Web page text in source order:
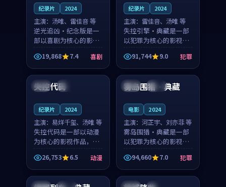
纪录片 2024
主演： 汤唯、雷佳音 等
逆光追凶·纪念版是一
部以喜剧为核心的影视
作品，围绕危机、反转
与人物成长展开，整体
节奏紧凑，值得推荐观
看。
19,868 7.4 喜剧
纪录片 2024
主演： 雷佳音、汤唯 等
失控引擎·典藏是一部
以犯罪为核心的影视作
品，围绕危机、反转与
人物成长展开，整体节
奏紧凑，值得推荐观
看。
91,744 9.0 犯罪
美国 热播
失控代码
纪录片 2024
主演： 易烊千玺、汤唯 等
失控代码是一部以动漫
为核心的影视作品，围
绕危机、反转与人物成
长展开，整体节奏紧
凑，值得推荐观看。
26,753 6.5 动漫
法国 热播
雾岛围猎·典藏
电影 2024
主演： 河正宇、刘亦菲 等
雾岛围猎·典藏是一部
以犯罪为核心的影视作
品，围绕危机、反转与
人物成长展开，整体节
奏紧凑，值得推荐观
看。
94,660 7.0 犯罪